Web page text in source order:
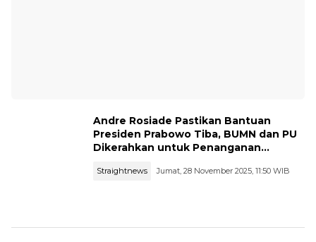
Andre Rosiade Pastikan Bantuan
Presiden Prabowo Tiba, BUMN dan PU
Dikerahkan untuk Penanganan
Straightnews Jumat, 28 November 2025, 11:50 WIB